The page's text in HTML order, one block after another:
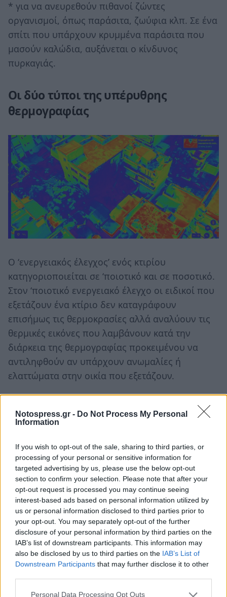
Notospress.gr - Do Not Process My Personal
Information
If you wish to opt-out of the sale, sharing to third parties, or
processing of your personal or sensitive information for
targeted advertising by us, please use the below opt-out
section to confirm your selection. Please note that after your
opt-out request is processed you may continue seeing
interest-based ads based on personal information utilized by
us or personal information disclosed to third parties prior to
your opt-out. You may separately opt-out of the further
disclosure of your personal information by third parties on the
IAB’s list of downstream participants. This information may
also be disclosed by us to third parties on the IAB’s List of
Downstream Participants that may further disclose it to other
Personal Data Processing Opt Outs
* για να ανευρεθούν πιθανοί ζώντες
οργανισμοί, όπως παράσιτα, ζωύφια κλπ. Σε ένα
σπίτι που υπάρχουν κρυμμένα παράσιτα που
μασούν καλώδια, αυξάνεται ο κίνδυνος
πυρκαγιάς.
Οι δύο τύποι της υπέρυθρης
θερμογραφίας
Ο ‘ενεργειακός έλεγχος’ ενός κτιρίου
κατηγοριοποιείται σε ‘ποιοτικό και σε ποσοτικό.
Στον ‘ποιοτικό ενεργειακό έλεγχο οι ειδικοί που
εξετάζουν ένα κτίριο δεν καταγράφουν
επισήμως τις θερμοκρασίες αλλά αναλύουν τις
θερμικές εικόνες που λαμβάνουν κατά την
διάρκεια της θερμογραφίας προκειμένου να
αντιληφθούν αν υπάρχουν ανωμαλίες ή
ελαττώματα στην οικία που εξετάζουν.
Αν για παράδειγμα κατά τον έλεγχο ενός
εσωτερικού τοίχου παρατηρηθεί μία περιοχή με
μπλε σκούρο χρώμα, σημαίνει πως η
συγκεκριμένη επιφάνεια είναι περισσότερο
ψυχρή από το περιβάλλον της.
Μία ψυχρή επιφάνεια μπορεί να προκληθεί από
την υγρασία, την δομική ψυχρή γεφύρωση, την
λανθασμένη μόνωση ή την έλλειψη της, από την
διείσδυση του αέρα κλπ. Η καταγραφή των
θερμοκρασιών πραγματοποιείται στον ποσοτικό
ενεργειακό έλεγχο και είναι πιο περίπλοκος από
τον ποιοτικό.